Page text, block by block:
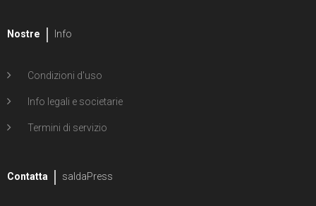
Nostre Info
Condizioni d'uso
Info legali e societarie
Termini di servizio
Contatta saldaPress